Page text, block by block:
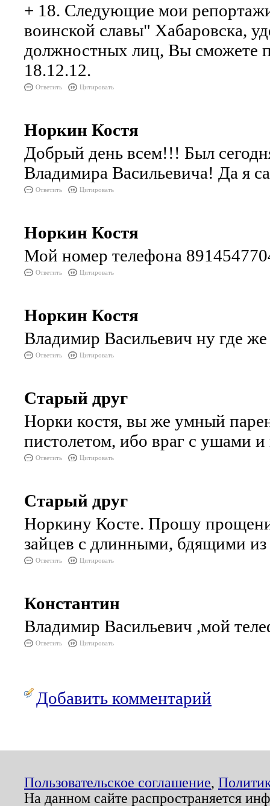
+ 18. Следующие мои
воинской славы" Хабаровска,
должностных лиц, Вы сможете
18.12.12.
Ответить Цитировать
Норкин Костя
Добрый день всем!!! Был
Владимира Васильевича! Да я
Ответить Цитировать
Норкин Костя
Мой номер телефона
Ответить Цитировать
Норкин Костя
Владимир Васильевич ну где же
Ответить Цитировать
Старый друг
Норки костя, вы же умный
пистолетом, ибо враг с ушами и
Ответить Цитировать
Старый друг
Норкину Косте. Прошу
зайцев с длинными, бдящими из
Ответить Цитировать
Константин
Владимир Васильевич ,мой
Ответить Цитировать
Добавить комментарий
Пользовательское соглашение,
На данном сайте распространяется